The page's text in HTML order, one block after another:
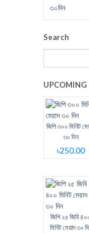
Search
জিপি ৩০০ মিনিট
৩০ দিন
৳250.00
জিপি ২৫ জিবি
মিনিট মেয়াদ ৩০